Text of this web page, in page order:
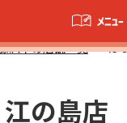
メニュー
沢市の店舗一覧 ほ
の島店